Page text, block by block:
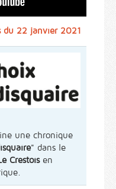
du 22 janvier 2021
une chronique
" dans le
Crestoisen